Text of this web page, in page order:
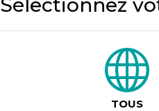
Retrouvez Jacques
🕖 Ouverture dès 19h00
🎧 Avec DJ Vin’s, DJ
Sélectionnez
TOUS